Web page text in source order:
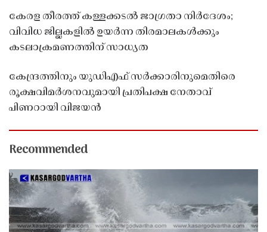
കേരള തീരത്ത് കള്ളക്കടൽ ജാഗ്രതാ നിർദേശം;
വിവിധ ജില്ലകളിൽ ഉയർന്ന തിരമാലകൾക്കും
കടലാക്രമണത്തിന് സാധ്യത
കേന്ദ്രത്തിനും യുഡിഎഫ് സർക്കാരിനുമെതിരെ
രൂക്ഷവിമർശനവുമായി പ്രതിപക്ഷ നേതാവ്
പിണറായി വിജയൻ
Recommended